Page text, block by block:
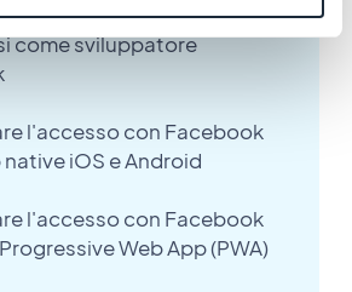
come sviluppatore
l'accesso con Facebook
native iOS e Android
l'accesso con Facebook
Web App (PWA)